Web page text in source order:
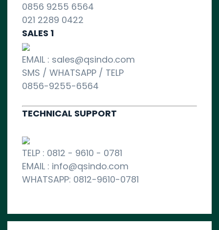
0856 9255 6564
021 2289 0422
SALES 1
EMAIL : sales@qsindo.com
SMS / WHATSAPP / TELP
0856-9255-6564
TECHNICAL SUPPORT
TELP : 0812 - 9610 - 0781
EMAIL : info@qsindo.com
WHATSAPP: 0812-9610-0781